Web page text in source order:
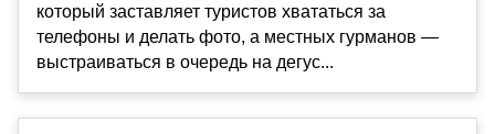
который заставляет туристов хвататься за
телефоны и делать фото, а местных гурманов —
выстраиваться в очередь на дегус...